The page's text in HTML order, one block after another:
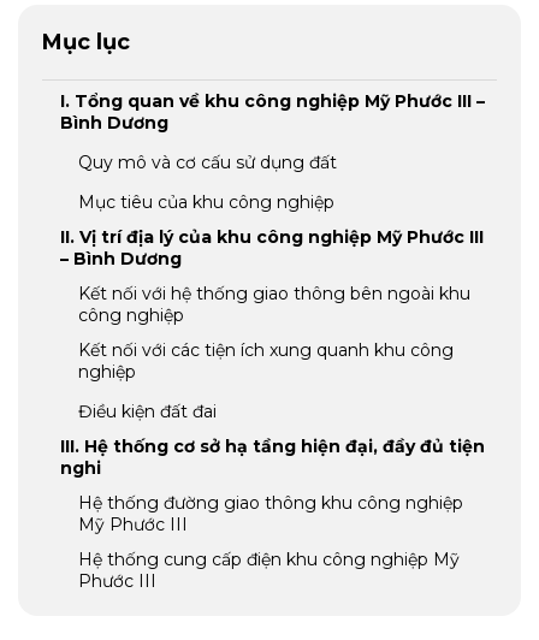
Mục lục
I. Tổng quan về khu công nghiệp Mỹ Phước III –
Bình Dương
Quy mô và cơ cấu sử dụng đất
Mục tiêu của khu công nghiệp
II. Vị trí địa lý của khu công nghiệp Mỹ Phước III
– Bình Dương
Kết nối với hệ thống giao thông bên ngoài khu
công nghiệp
Kết nối với các tiện ích xung quanh khu công
nghiệp
Điều kiện đất đai
III. Hệ thống cơ sở hạ tầng hiện đại, đầy đủ tiện
nghi
Hệ thống đường giao thông khu công nghiệp
Mỹ Phước III
Hệ thống cung cấp điện khu công nghiệp Mỹ
Phước III